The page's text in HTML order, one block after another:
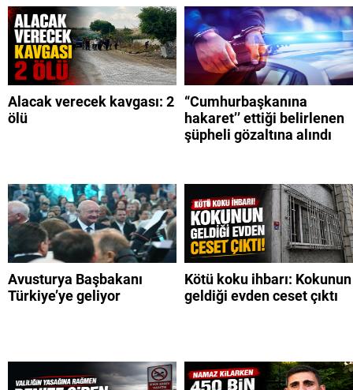
Alacak verecek kavgası: 2
ölü
“Cumhurbaşkanına
hakaret’’ ettiği belirlenen
şüpheli gözaltına alındı
Avusturya Başbakanı
Türkiye’ye geliyor
Kötü koku ihbarı: Kokunun
geldiği evden ceset çıktı